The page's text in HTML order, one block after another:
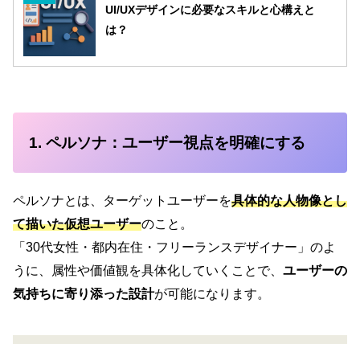
UI/UXデザインに必要なスキルと心構えと
は？
1. ペルソナ：ユーザー視点を明確にする
ペルソナとは、ターゲットユーザーを具体的な人物像とし
て描いた仮想ユーザーのこと。
「30代女性・都内在住・フリーランスデザイナー」のよ
うに、属性や価値観を具体化していくことで、 ユーザーの
気持ちに寄り添った設計が可能になります。